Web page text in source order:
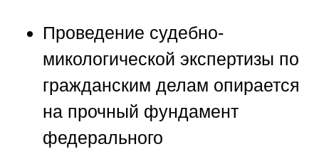
Проведение судебно-
микологической экспертизы по
гражданским делам опирается
на прочный фундамент
федерального